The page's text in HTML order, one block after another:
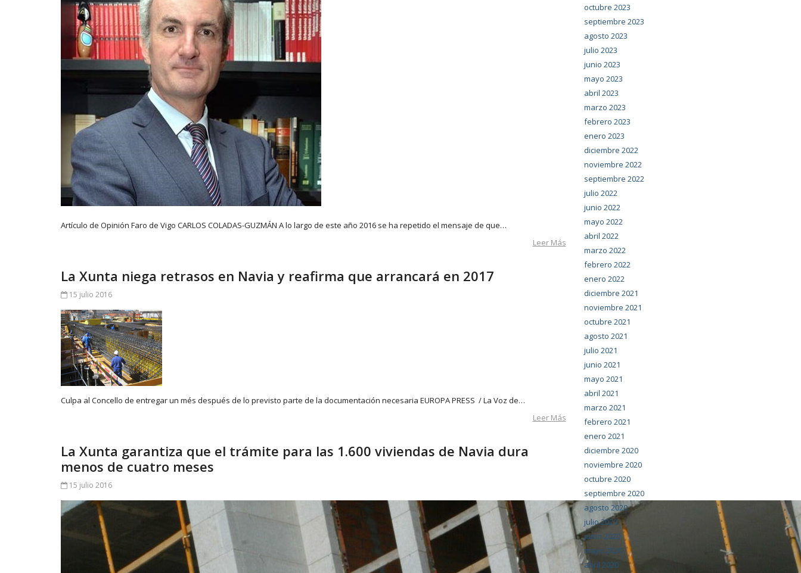
Artículo de Opinión Faro de Vigo CARLOS COLADAS-GUZMÁN A lo largo de este año 2016 se ha repetido el mensaje de que…
Leer Más
La Xunta niega retrasos en Navia y reafirma que arrancará en 2017
15 julio 2016
Culpa al Concello de entregar un més después de lo previsto parte de la documentación necesaria EUROPA PRESS / La Voz de…
Leer Más
La Xunta garantiza que el trámite para las 1.600 viviendas de Navia dura
menos de cuatro meses
15 julio 2016
octubre 2023
septiembre 2023
agosto 2023
julio 2023
junio 2023
mayo 2023
abril 2023
marzo 2023
febrero 2023
enero 2023
diciembre 2022
noviembre 2022
septiembre 2022
julio 2022
junio 2022
mayo 2022
abril 2022
marzo 2022
febrero 2022
enero 2022
diciembre 2021
noviembre 2021
octubre 2021
agosto 2021
julio 2021
junio 2021
mayo 2021
abril 2021
marzo 2021
febrero 2021
enero 2021
diciembre 2020
noviembre 2020
octubre 2020
septiembre 2020
agosto 2020
julio 2020
junio 2020
mayo 2020
abril 2020